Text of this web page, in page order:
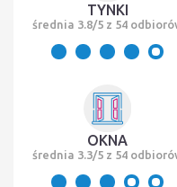
TYNKI
średnia 3.8/5 z 54
OKNA
średnia 3.3/5 z 54